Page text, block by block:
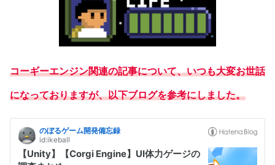
コーギーエンジン関連の記事について、いつも大変お世話
になっておりますが、以下ブログを参考にしました。